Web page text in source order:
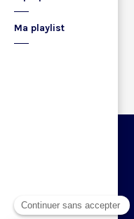
Ma playlist